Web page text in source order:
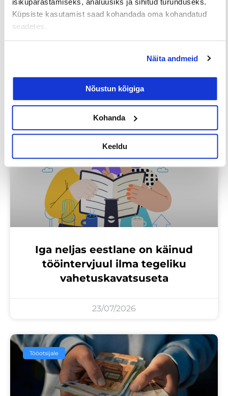
Küpsiste kasutamist saad kohandada oma kohandatud
seadetes.
Näita andmeid
Nõustun kõigiga
Kohanda
Keeldu
EELMINE
Loe lisaks
Iga neljas eestlane on käinud
tööintervjuul ilma tegeliku
vahetuskavatsuseta
23/07/2026
Tööotsijale